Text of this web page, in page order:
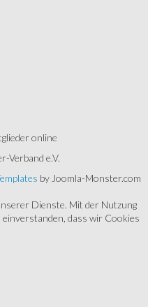
online
Verband e.V.
by Joomla-Monster.com
Dienste. Mit der Nutzung
dass wir Cookies